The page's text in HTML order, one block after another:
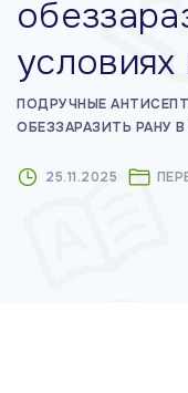
ПОДРУЧНЫЕ
ОБЕЗЗАРАЗИТЬ РАНУ
25.11.2025